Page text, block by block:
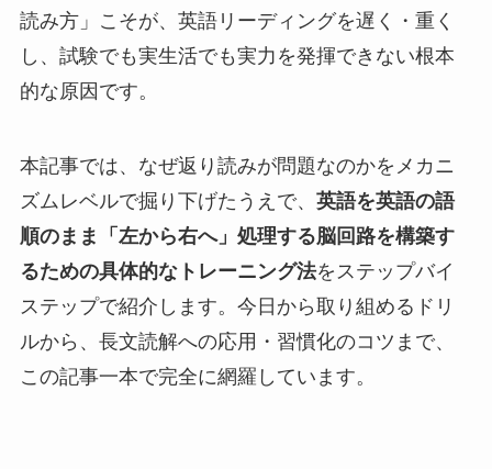
読み方」こそが、英語リーディングを遅く・重く
し、試験でも実生活でも実力を発揮できない根本
的な原因です。
本記事では、なぜ返り読みが問題なのかをメカニ
ズムレベルで掘り下げたうえで、 英語を英語の語
順のまま「左から右へ」処理する脳回路を構築す
るための具体的なトレーニング法をステップバイ
ステップで紹介します。今日から取り組めるドリ
ルから、長文読解への応用・習慣化のコツまで、
この記事一本で完全に網羅しています。